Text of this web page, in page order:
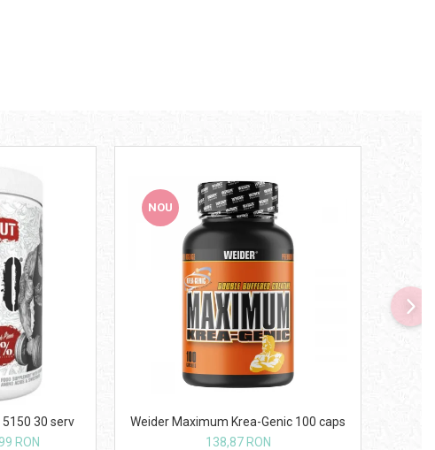
5150 30 serv
RON
NOU
Weider Maximum Krea-Genic 100 caps
138,87 RON